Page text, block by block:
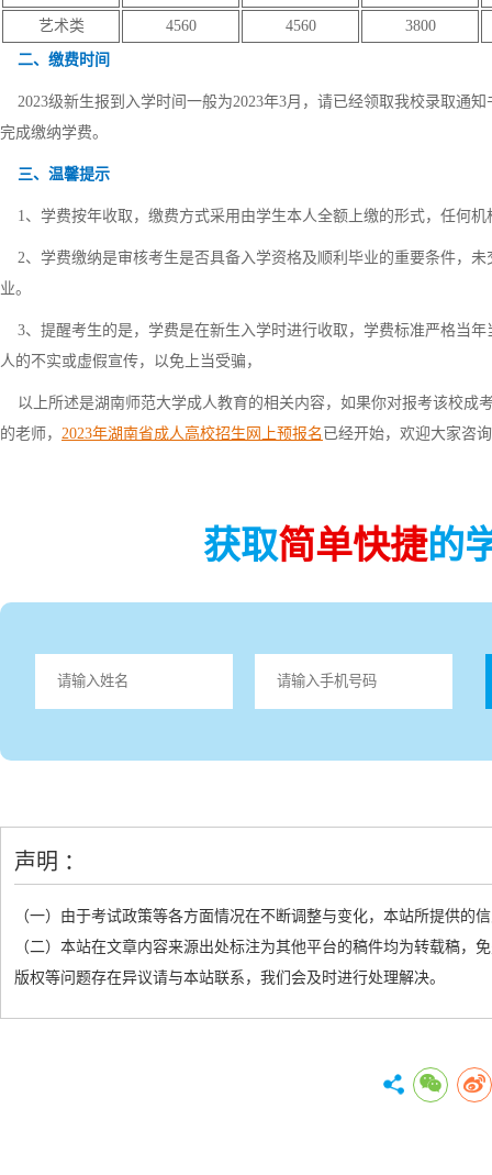
艺术类 4560 4560 3800
二、缴费时间
2023级新生报到入学时间一般为2023年3月，请已经领取我校录取通
完成缴纳学费。
三、温馨提示
1、学费按年收取，缴费方式采用由学生本人全额上缴的形式，任何
2、学费缴纳是审核考生是否具备入学资格及顺利毕业的重要条件，
业。
3、提醒考生的是，学费是在新生入学时进行收取，学费标准严格当
人的不实或虚假宣传，以免上当受骗，
以上所述是湖南师范大学成人教育的相关内容，如果你对报考该校成
的老师， 2023年湖南省成人高校招生网上预报名 已经开始，欢迎大家咨
获取简单快捷的
声明 ：
（一）由于考试政策等各方面情况在不断调整与变化，本站所提供的
（二）本站在文章内容来源出处标注为其他平台的稿件均为转载稿
版权等问题存在异议请与本站联系，我们会及时进行处理解决。